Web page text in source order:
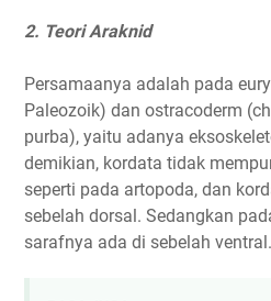
2. Teori Araknid
Persamaanya adalah pada
Paleozoik) dan ostracoderm
purba), yaitu adanya
demikian, kordata tidak
seperti pada artopoda, dan
sebelah dorsal. Sedangkan
sarafnya ada di sebelah ventral.